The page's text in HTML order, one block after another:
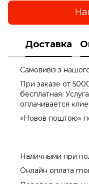
Доставка
Самовивіз з
При заказе от
бесплатная.
оплачиваетcя
«Новов поштою»
Наличными при
Онлайн оплата